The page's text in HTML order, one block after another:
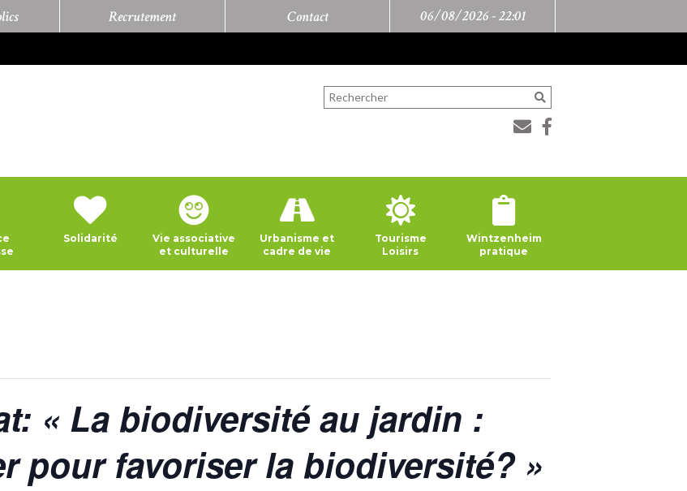
Recrutement Contact 06/08/2026 -22:01
Solidarité
Vie associative
et culturelle
Urbanisme et
cadre de vie
Tourisme
Loisirs
Wintzenheim
pratique
« La biodiversité au jardin :
pour favoriser la biodiversité? »